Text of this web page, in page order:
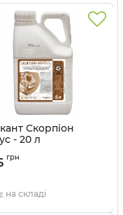
Скорпіон
- 20 л
грн
на складі